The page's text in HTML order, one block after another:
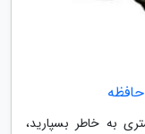
به خاطر بسپارید،